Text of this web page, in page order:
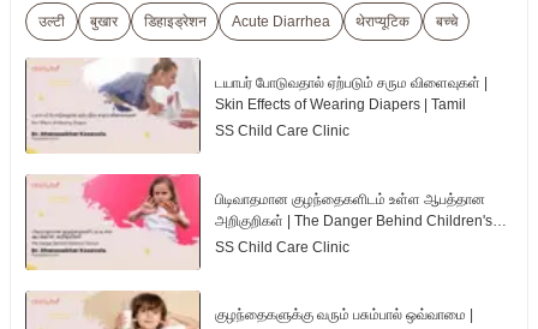
उल्टी बुखार डिहाइड्रेशन Acute Diarrhea थेराप्यूटिक बच्चे
டயாபர் போடுவதால் ஏற்படும் சரும விளைவுகள் |
Skin Effects of Wearing Diapers | Tamil
SS Child Care Clinic
பிடிவாதமான குழந்தைகளிடம் உள்ள ஆபத்தான
அறிகுறிகள் | The Danger Behind Children's
Tantrum | Tamil
SS Child Care Clinic
குழந்தைகளுக்கு வரும் பசும்பால் ஒவ்வாமை |